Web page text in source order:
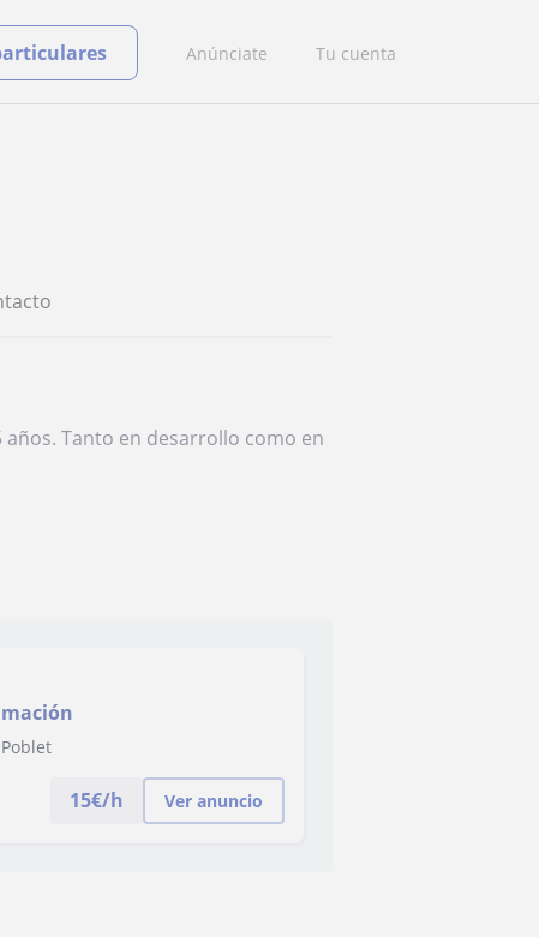
Anúnciate Tu cuenta
Tanto en desarrollo como en
15€/h Ver anuncio